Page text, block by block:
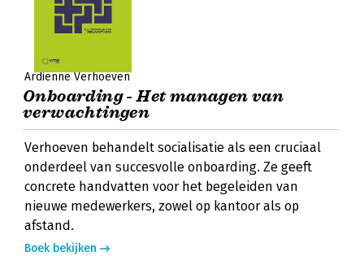
Ardiënne Verhoeven
Onboarding - Het managen van
verwachtingen
Verhoeven behandelt socialisatie als een cruciaal
onderdeel van succesvolle onboarding. Ze geeft
concrete handvatten voor het begeleiden van
nieuwe medewerkers, zowel op kantoor als op
afstand.
Boek bekijken